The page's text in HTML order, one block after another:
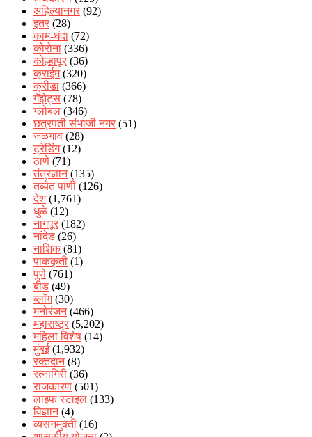
अहिल्यानगर (92)
इतर (28)
काम-धंदा (72)
कोरोना (336)
कोल्हापूर (36)
क्राईम(320)
क्रीडा (366)
गॅझेट्स (78)
ग्लोबल (346)
छत्रपती संभाजी नगर (51)
जळगाव (28)
ट्रेडिंग(12)
ठाणे (71)
तंत्रज्ञान(135)
तब्येत पाणी (126)
देश(1,761)
धुळे (12)
नागपूर (182)
नांदेड (26)
नाशिक (81)
पाककृती (1)
पुणे (761)
बीड (49)
ब्लॉग(30)
मनोरंजन(466)
महाराष्ट्र (5,202)
महिला विशेष (14)
मुंबई(1,932)
रक्‍तदान(8)
रत्नागिरी (36)
राजकारण (501)
लाइफ स्टाइल (133)
विज्ञान(4)
व्यसनमुक्ती (16)